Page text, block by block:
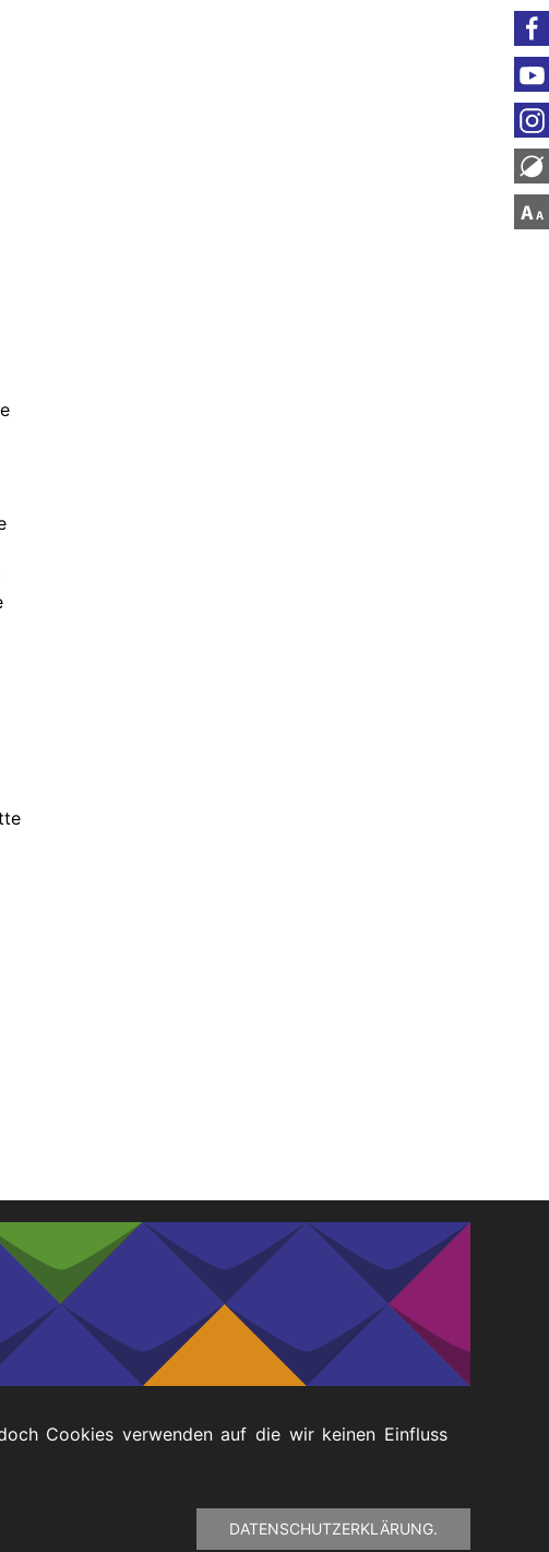
Cookies verwenden auf die wir keinen Einfluss
DATENSCHUTZERKLÄRUNG.